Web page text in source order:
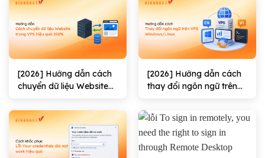
[2026] Hướng dẫn cách
chuyển dữ liệu Website
100%
[2026] Hướng dẫn cách
thay đổi ngôn ngữ trên